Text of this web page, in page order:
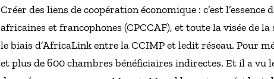
Créer des liens de coopération économique : c’est
africaines et francophones (CPCCAF), et toute la visée de
le biais d’AfricaLink entre la CCIMP et ledit réseau. Pour
et plus de 600 chambres bénéficiaires indirectes. Et il a vu